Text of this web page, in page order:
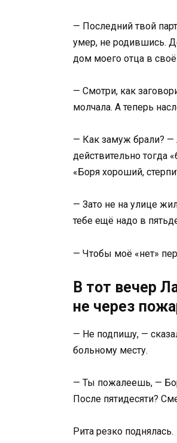
— Последний твой
умер, не родившись.
дом моего отца в
— Смотри, как
молчала. А теперь
— Как замуж брали?
действительно тогда
«Боря хороший,
— Зато не на улице
тебе ещё надо в
— Чтобы моё «нет»
В тот вечер
не через
— Не подпишу, —
больному месту.
— Ты пожалеешь, —
После пятидесяти?
Рита резко поднялась.